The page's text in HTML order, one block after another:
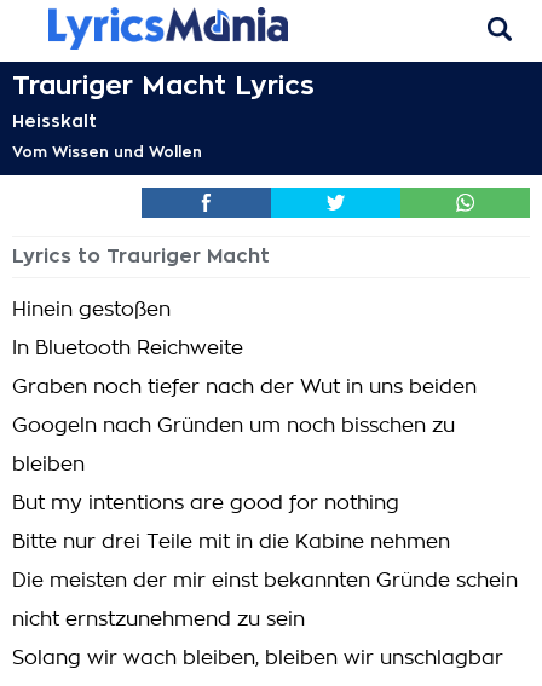
Trauriger Macht Lyrics
Heisskalt
Vom Wissen und Wollen
Lyrics to Trauriger Macht
Hinein gestoßen
In Bluetooth Reichweite
Graben noch tiefer nach der Wut in uns beiden
Googeln nach Gründen um noch bisschen zu
bleiben
But my intentions are good for nothing
Bitte nur drei Teile mit in die Kabine nehmen
Die meisten der mir einst bekannten Gründe schein
nicht ernstzunehmend zu sein
Solang wir wach bleiben, bleiben wir unschlagbar